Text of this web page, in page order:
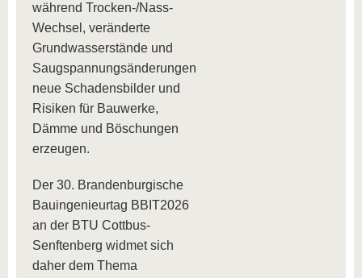
während Trocken-/Nass-
Wechsel, veränderte
Grundwasserstände und
Saugspannungsänderungen
neue Schadensbilder und
Risiken für Bauwerke,
Dämme und Böschungen
erzeugen.
Der 30. Brandenburgische
Bauingenieurtag BBIT2026
an der BTU Cottbus-
Senftenberg widmet sich
daher dem Thema